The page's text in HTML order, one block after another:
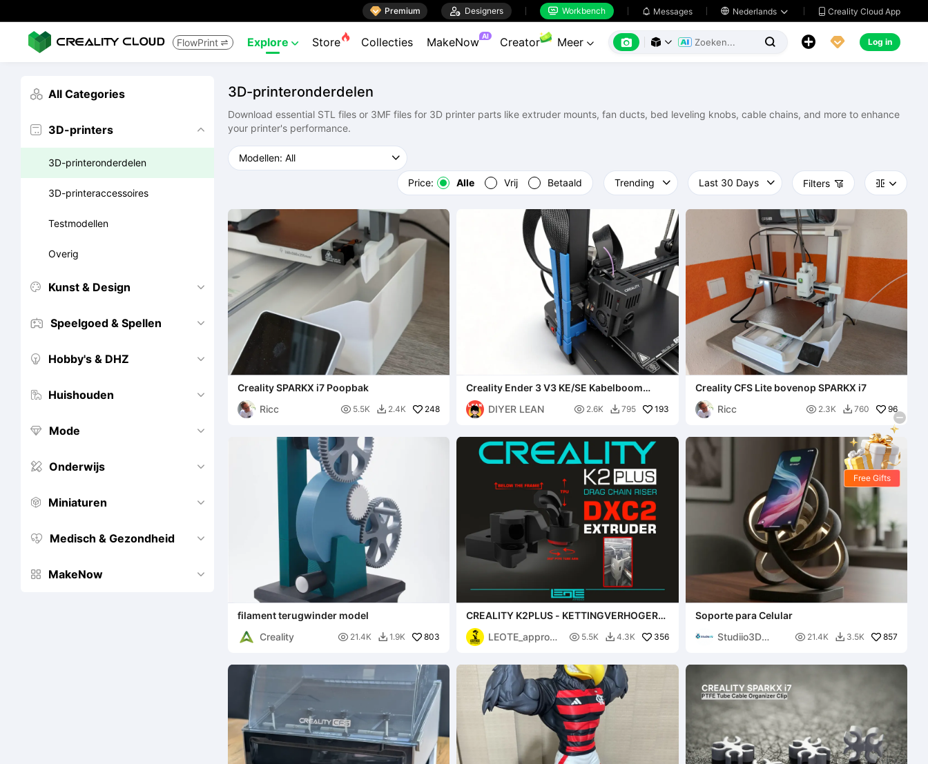
 Premium  Designers  Workbench  Messages  Nederlands   Creality Cloud App
FlowPrint  Explore  Store Collecties MakeNow AI Creator Meer        Log in
 All Categories
 3D-printers 
3D-printeronderdelen
3D-printeraccessoires
Testmodellen
Overig
 Kunst & Design 
 Speelgoed & Spellen 
 Hobby's & DHZ 
 Huishouden 
 Mode 
 Onderwijs 
 Miniaturen 
 Medisch & Gezondheid 
 MakeNow 
3D-printeronderdelen
Download essential STL files or 3MF files for 3D printer parts like extruder mounts, fan ducts, bed leveling knobs, cable chains, and more to enhance
your printer's performance.
Price: Alle Vrij Betaald Filters   
Creality SPARKX i7 Poopbak
Ricc
 5.5K  2.4K 248
Creality Ender 3 V3 KE/SE Kabelboom
Organizer Beugel
DIYER LEAN
 2.6K  795 193
Creality CFS Lite bovenop SPARKX i7
Ricc
 2.3K  760 96
filament terugwinder model
Creality
 21.4K  1.9K 803
CREALITY K2PLUS - KETTINGVERHOGER
[ORIGINEEL EN DXC2 EXTRUDER]
LEOTE_approac
 5.5K  4.3K 356
Soporte para Celular
Studiio3D
 21.4K  3.5K 857
Free Gifts